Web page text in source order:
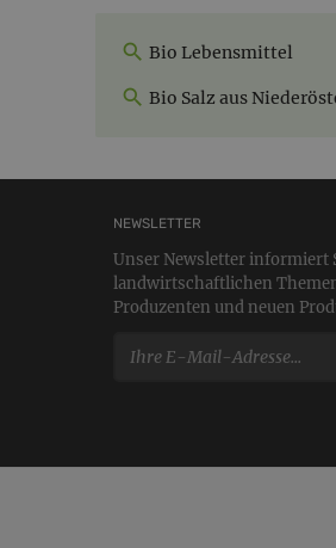
Bio Lebensmittel
Bio Salz aus
NEWSLETTER
Unser Newsletter informiert
landwirtschaftlichen
Produzenten und neuen